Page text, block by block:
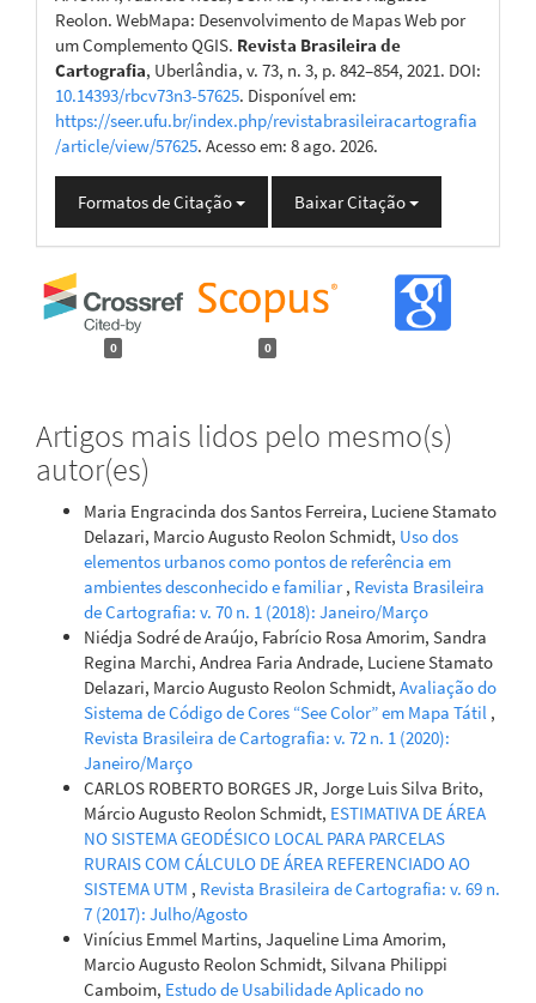
Reolon. WebMapa: Desenvolvimento de Mapas Web por
um Complemento QGIS. Revista Brasileira de
Cartografia, Uberlândia, v. 73, n. 3, p. 842–854, 2021. DOI:
10.14393/rbcv73n3-57625. Disponível em:
https://seer.ufu.br/index.php/revistabrasileiracartografia
/article/view/57625. Acesso em: 8 ago. 2026.
Formatos de Citação Baixar Citação
0 0
Artigos mais lidos pelo mesmo(s)
autor(es)
Maria Engracinda dos Santos Ferreira, Luciene Stamato
Delazari, Marcio Augusto Reolon Schmidt, Uso dos
elementos urbanos como pontos de referência em
ambientes desconhecido e familiar, Revista Brasileira
de Cartografia: v. 70 n. 1 (2018): Janeiro/Março
Niédja Sodré de Araújo, Fabrício Rosa Amorim, Sandra
Regina Marchi, Andrea Faria Andrade, Luciene Stamato
Delazari, Marcio Augusto Reolon Schmidt, Avaliação do
Sistema de Código de Cores “See Color” em Mapa Tátil ,
Revista Brasileira de Cartografia: v. 72 n. 1 (2020):
Janeiro/Março
CARLOS ROBERTO BORGES JR, Jorge Luis Silva Brito,
Márcio Augusto Reolon Schmidt, ESTIMATIVA DE ÁREA
NO SISTEMA GEODÉSICO LOCAL PARA PARCELAS
RURAIS COM CÁLCULO DE ÁREA REFERENCIADO AO
SISTEMA UTM , Revista Brasileira de Cartografia: v. 69 n.
7 (2017): Julho/Agosto
Vinícius Emmel Martins, Jaqueline Lima Amorim,
Marcio Augusto Reolon Schmidt, Silvana Philippi
Camboim, Estudo de Usabilidade Aplicado no